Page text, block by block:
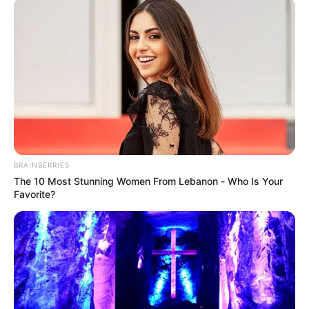
interesan. Para estar bien informado, por
favor, active las notificaciones de Alerta.
TEMAS DESTACADOS
RECIBO DEL AGUA
LOCALIDAD DE USAQUÉN
CUNDINAMARCA
DESAPARECIDOS
CORTES DE LUZ
REGIOTRAM DE OCCIDENTE
LOCALIDAD DE SUBA
BRAINBERRIES
The 10 Most Stunning Women From Lebanon - Who Is Your
Favorite?